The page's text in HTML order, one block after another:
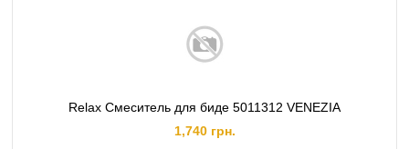
Relax Смеситель для биде 5011312 VENEZIA
1,740 грн.